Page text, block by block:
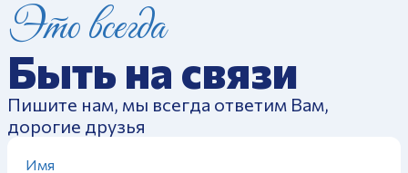
Это всегда
Быть на связи
Пишите нам, мы всегда ответим Вам,
дорогие друзья